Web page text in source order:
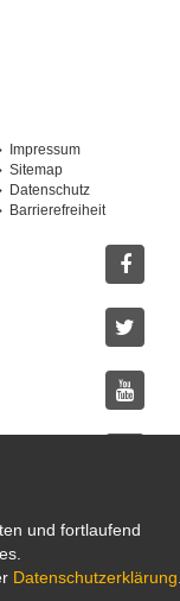
Impressum
Sitemap
Datenschutz
Barrierefreiheit
und fortlaufend
Datenschutzerklärung